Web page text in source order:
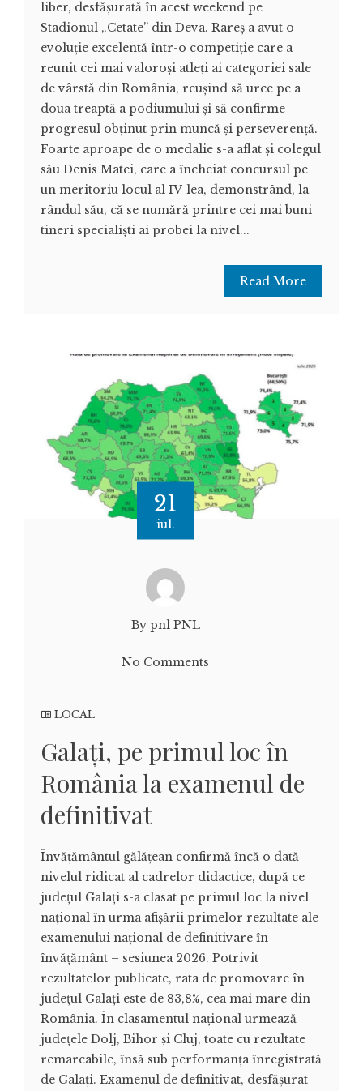
liber, desfășurată în acest weekend pe
Stadionul „Cetate” din Deva. Rareș a avut o
evoluție excelentă într-o competiție care a
reunit cei mai valoroși atleți ai categoriei sale
de vârstă din România, reușind să urce pe a
doua treaptă a podiumului și să confirme
progresul obținut prin muncă și perseverență.
Foarte aproape de o medalie s-a aflat și colegul
său Denis Matei, care a încheiat concursul pe
un meritoriu locul al IV-lea, demonstrând, la
rândul său, că se numără printre cei mai buni
tineri specialiști ai probei la nivel...
Read More
21
iul.
By pnl PNL
No Comments
LOCAL
Galați, pe primul loc în
România la examenul de
definitivat
Învățământul gălățean confirmă încă o dată
nivelul ridicat al cadrelor didactice, după ce
județul Galați s-a clasat pe primul loc la nivel
național în urma afișării primelor rezultate ale
examenului național de definitivare în
învățământ – sesiunea 2026. Potrivit
rezultatelor publicate, rata de promovare în
județul Galați este de 83,8%, cea mai mare din
România. În clasamentul național urmează
județele Dolj, Bihor și Cluj, toate cu rezultate
remarcabile, însă sub performanța înregistrată
de Galați. Examenul de definitivat, desfășurat